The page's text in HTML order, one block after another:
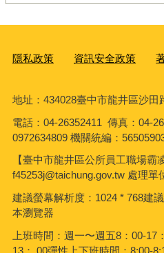
隱私政策 資訊安全政策
地址：434028臺中市龍井區沙田
電話：04-26352411 傳真：04-
0972634809 機關統編：
【臺中市龍井區公所員工職場霸
f45253j@taichung.gov.tw 處理單
建議螢幕解析度：1024 * 768建
本瀏覽器
上班時間：週一〜週五8：00-
13：.00彈性上下班時間：8:00-